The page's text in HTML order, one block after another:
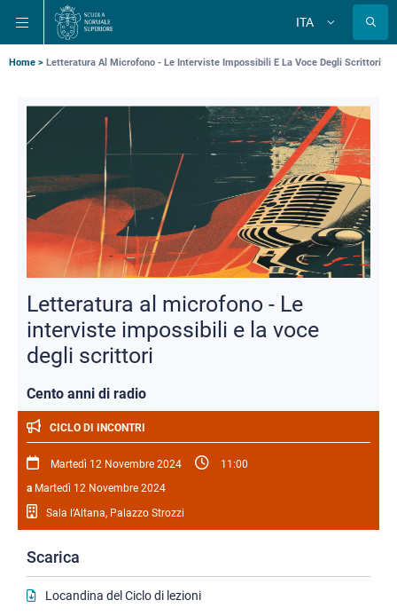
alla
navigazione
principale
contenuto
principale
alla
ricerca
principale
ITA
Briciole
pane
Home Letteratura Al Microfono - Le Interviste Impossibili E La Voce Degli Scrittori
Letteratura al microfono - Le
interviste impossibili e la voce
degli scrittori
Cento anni di radio
CICLO DI INCONTRI
Martedì 12 Novembre 2024
11:00
a Martedì 12 Novembre 2024
Sala l’Altana, Palazzo Strozzi
Scarica
Locandina del Ciclo di lezioni